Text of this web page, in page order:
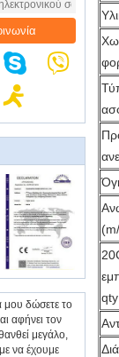
μου δώσετε το
αφήνει τον
μεγάλο,
να έχουμε
qty